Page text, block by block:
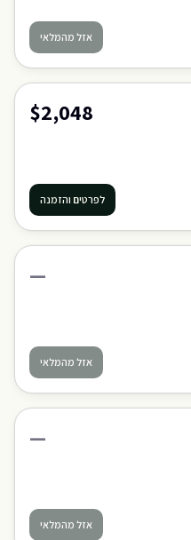
אזל מהמלאי
$2,048
לפרטים והזמנה
—
אזל מהמלאי
—
אזל מהמלאי